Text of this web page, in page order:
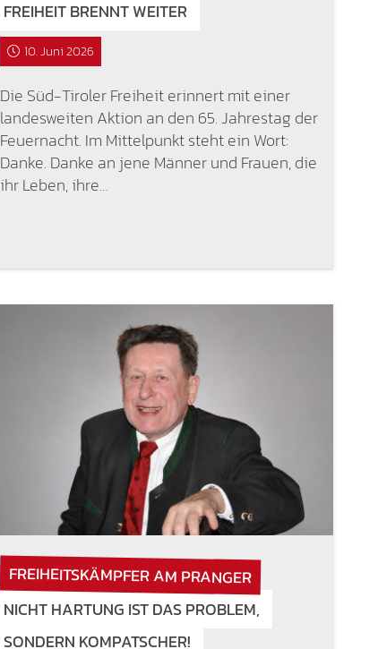
FREIHEIT BRENNT WEITER
10. Juni 2026
Die Süd-Tiroler Freiheit erinnert mit einer
landesweiten Aktion an den 65. Jahrestag der
Feuernacht. Im Mittelpunkt steht ein Wort:
Danke. Danke an jene Männer und Frauen, die
ihr Leben, ihre…
FREIHEITSKÄMPFER AM PRANGER
NICHT HARTUNG IST DAS PROBLEM,
SONDERN KOMPATSCHER!